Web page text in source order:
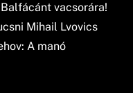
vacsorára!
Mihail Lvovics
A manó